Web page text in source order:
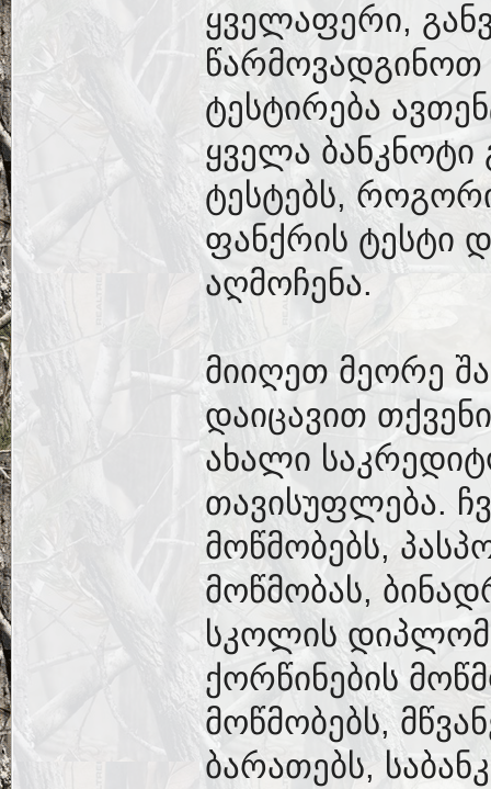
ყველაფერი,
ტესტირება
ყველა ბანკნოტი
ტესტებს,
ფანქრის ტესტი
აღმოჩენა.
მიიღეთ მეორე
დაიცავით
ახალი
თავისუფლება.
მოწმობებს,
მოწმობას,
სკოლის
ქორწინების
მოწმობებს,
ბარათებს,